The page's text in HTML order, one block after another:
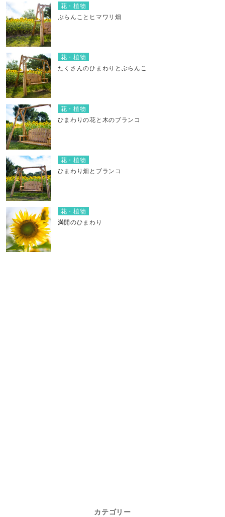
花・植物
ぶらんことヒマワリ畑
花・植物
たくさんのひまわりとぶらんこ
花・植物
ひまわりの花と木のブランコ
花・植物
ひまわり畑とブランコ
花・植物
満開のひまわり
カテゴリー